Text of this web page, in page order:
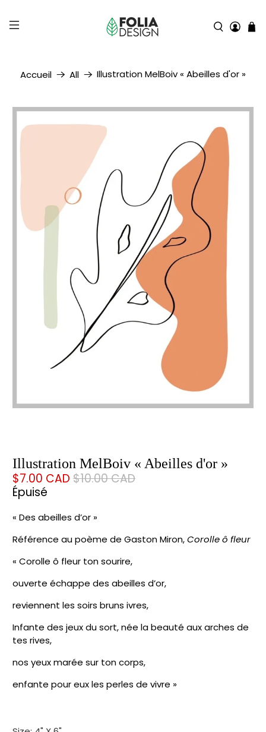
Accueil All Illustration MelBoiv « Abeilles d'or »
Illustration MelBoiv « Abeilles d'or »
$7.00 CAD $10.00 CAD
Épuisé
« Des abeilles d’or »
Référence au poème de Gaston Miron,Corolle ô fleur
« Corolle ô fleur ton sourire,
ouverte échappe des abeilles d’or,
reviennent les soirs bruns ivres,
Infante des jeux du sort, née la beauté aux arches de
tes rives,
nos yeux marée sur ton corps,
enfante pour eux les perles de vivre »